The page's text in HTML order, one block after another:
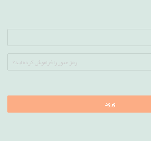
رمز عبور را فراموش کرده اید؟
ورود